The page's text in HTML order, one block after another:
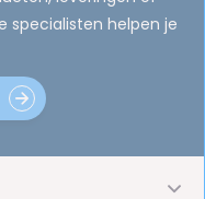
specialisten helpen je